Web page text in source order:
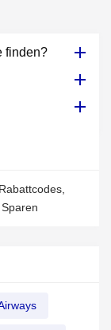
finden?